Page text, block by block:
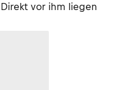
vor ihm liegen